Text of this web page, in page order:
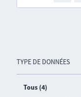
TYPE DE DONNÉES
Tous (4)